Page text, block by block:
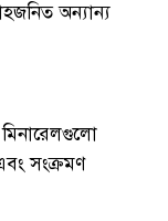
অন্যান্য
মিনারেলগুলো
সংক্রমণ